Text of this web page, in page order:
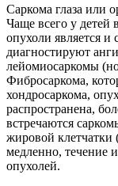
Саркома глаза или
Чаще всего у детей
опухоли является
диагностируют
лейомиосаркомы
Фибросаркома,
хондросаркома,
распространена,
встречаются
жировой
медленно, течение
опухолей.